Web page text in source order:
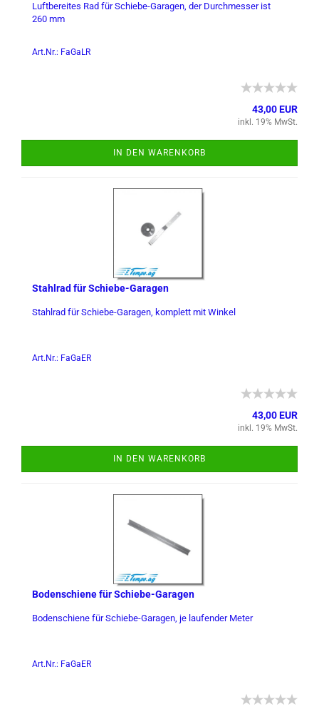
Luft­be­rei­tes Rad für Schiebe-​Garagen, der Durch­mes­ser ist
260 mm
Art.Nr.: FaGaLR
43,00 EUR
inkl. 19% MwSt.
IN DEN WARENKORB
Stahl­rad für Schiebe-​​Ga­ra­gen
Stahl­rad für Schiebe-​Garagen, kom­plett mit Win­kel
Art.Nr.: FaGaER
43,00 EUR
inkl. 19% MwSt.
IN DEN WARENKORB
Bo­den­schie­ne für Schiebe-​​Ga­ra­gen
Bo­den­schie­ne für Schiebe-​Garagen, je lau­fen­der Meter
Art.Nr.: FaGaER